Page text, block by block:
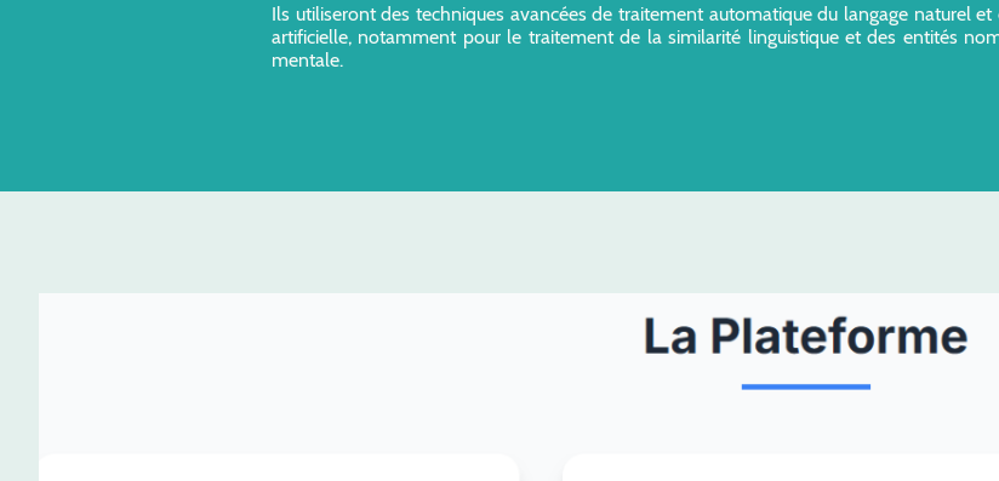
Ils utiliseront des techniques avancées de traitement automatique du langage naturel
artificielle, notamment pour le traitement de la similarité linguistique et des entités
mentale.